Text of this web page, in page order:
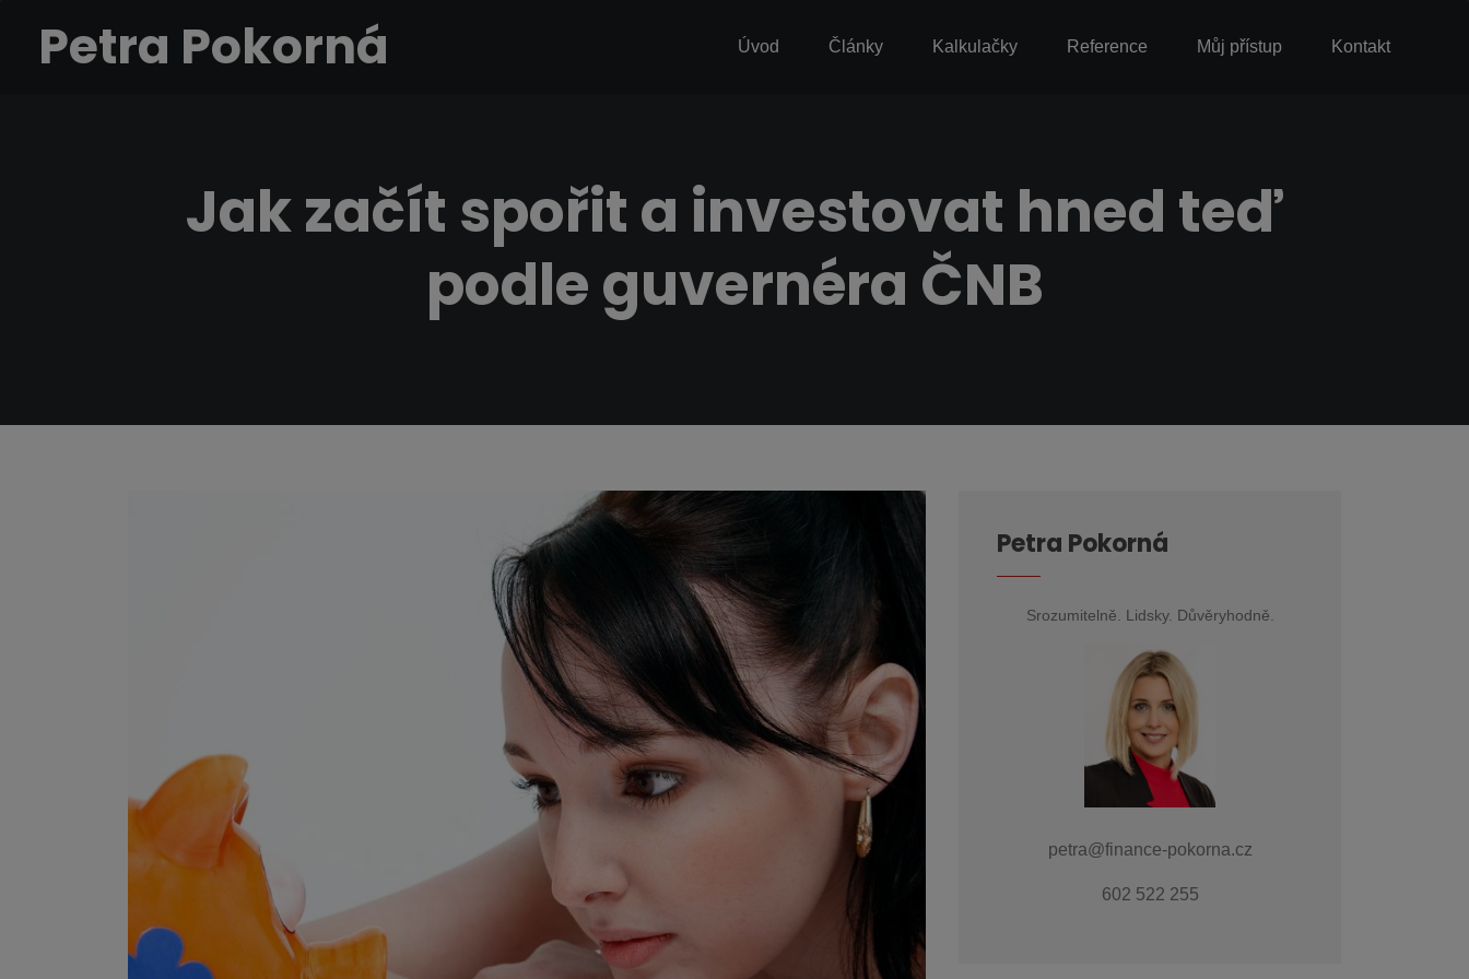
Petra Pokorná Úvod Články Kalkulačky Reference Můj přístup Kontakt
Jak začít spořit a investovat hned teď
podle guvernéra ČNB
Petra Pokorná
Srozumitelně. Lidsky. Důvěryhodně.
petra@finance-pokorna.cz
602 522 255